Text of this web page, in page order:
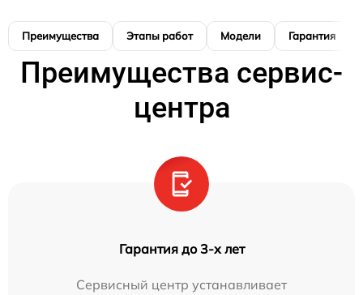
Преимущества Этапы работ Модели Гарантия
Преимущества сервис-
центра
Гарантия до 3-х лет
Сервисный центр устанавливает